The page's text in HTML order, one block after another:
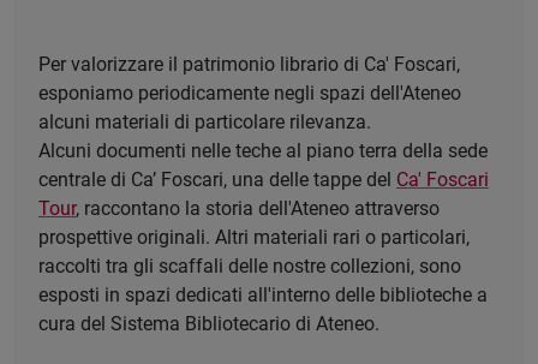
Per valorizzare il patrimonio librario di Ca' Foscari,
esponiamo periodicamente negli spazi dell'Ateneo
alcuni materiali di particolare rilevanza.
Alcuni documenti nelle teche al piano terra della sede
centrale di Ca’ Foscari, una delle tappe del Ca' Foscari
Tour, raccontano la storia dell'Ateneo attraverso
prospettive originali. Altri materiali rari o particolari,
raccolti tra gli scaffali delle nostre collezioni, sono
esposti in spazi dedicati all'interno delle biblioteche a
cura del Sistema Bibliotecario di Ateneo.